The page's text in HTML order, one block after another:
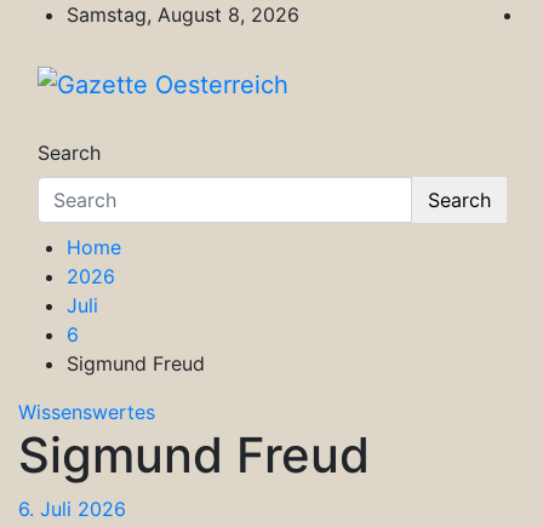
content
Samstag, August 8, 2026
Search
Search
Home
2026
Juli
6
Sigmund Freud
Wissenswertes
Sigmund Freud
6. Juli 2026